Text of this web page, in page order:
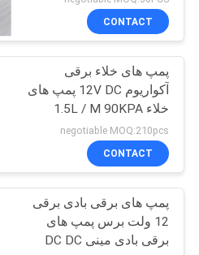
بگیرید
اخبار
نقشه
سایت
PRIVACY
POLICY
پمپ های
25
CONTACT
پمپ های خلاء برقی
آکواریوم 12V DC پمپ های
خلاء 1.5L / M 90KPA
negotiable MOQ:210pcs
CONTACT
پمپ های برقی بادی برقی
12 ولت برس پمپ های
برقی بادی مینی DC DC